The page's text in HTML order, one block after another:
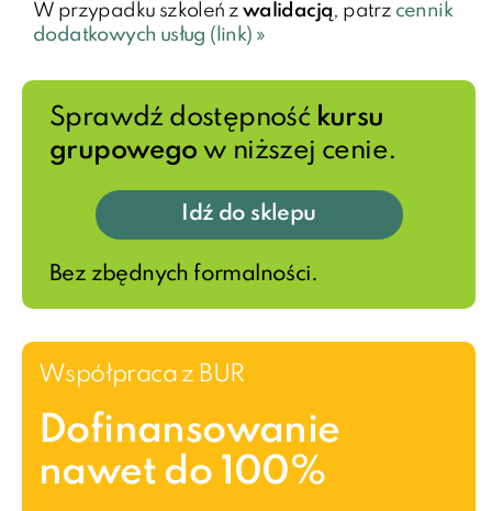
W przypadku szkoleń z walidacją, patrz cennik
dodatkowych usług (link) »
Sprawdź dostępność kursu
grupowego w niższej cenie.
Idź do sklepu
Bez zbędnych formalności.
Współpraca z BUR
Dofinansowanie
nawet do 100%